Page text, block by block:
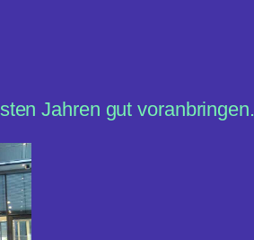
Jahren gut voranbringen.